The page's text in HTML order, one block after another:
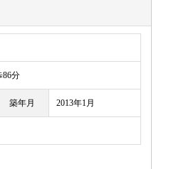
分
築年月 2013年1月